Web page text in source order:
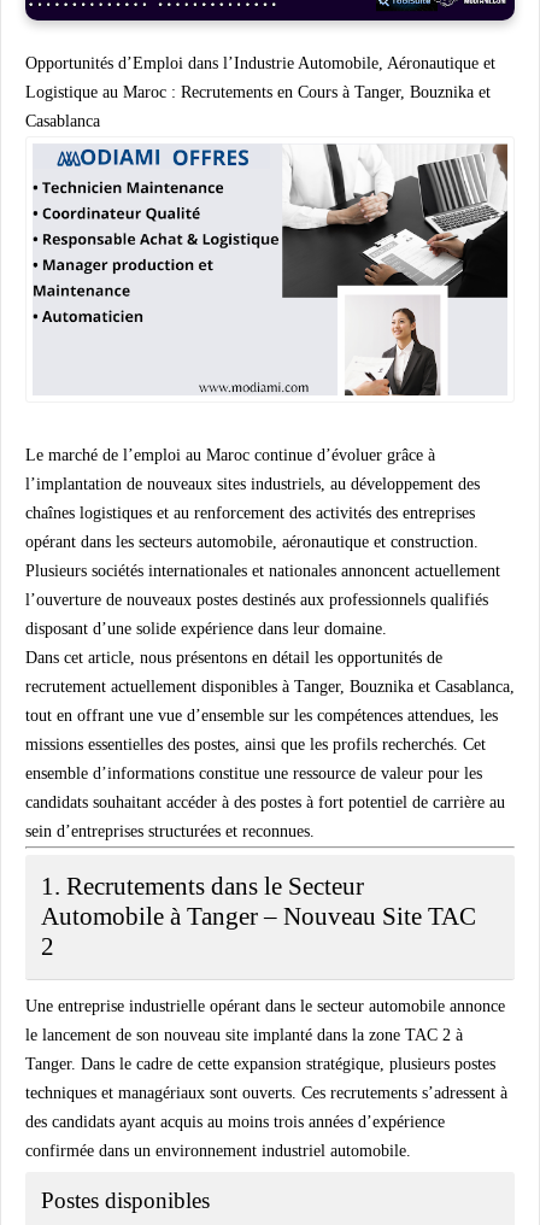
Opportunités d’Emploi dans l’Industrie Automobile, Aéronautique et
Logistique au Maroc : Recrutements en Cours à Tanger, Bouznika et
Casablanca
Le marché de l’emploi au Maroc continue d’évoluer grâce à
l’implantation de nouveaux sites industriels, au développement des
chaînes logistiques et au renforcement des activités des entreprises
opérant dans les secteurs automobile, aéronautique et construction.
Plusieurs sociétés internationales et nationales annoncent actuellement
l’ouverture de nouveaux postes destinés aux professionnels qualifiés
disposant d’une solide expérience dans leur domaine.
Dans cet article, nous présentons en détail les opportunités de
recrutement actuellement disponibles à Tanger, Bouznika et Casablanca,
tout en offrant une vue d’ensemble sur les compétences attendues, les
missions essentielles des postes, ainsi que les profils recherchés. Cet
ensemble d’informations constitue une ressource de valeur pour les
candidats souhaitant accéder à des postes à fort potentiel de carrière au
sein d’entreprises structurées et reconnues.
1. Recrutements dans le Secteur
Automobile à Tanger – Nouveau Site TAC
2
Une entreprise industrielle opérant dans le secteur automobile annonce
le lancement de son nouveau site implanté dans la zone TAC 2 à
Tanger. Dans le cadre de cette expansion stratégique, plusieurs postes
techniques et managériaux sont ouverts. Ces recrutements s’adressent à
des candidats ayant acquis au moins trois années d’expérience
confirmée dans un environnement industriel automobile.
Postes disponibles